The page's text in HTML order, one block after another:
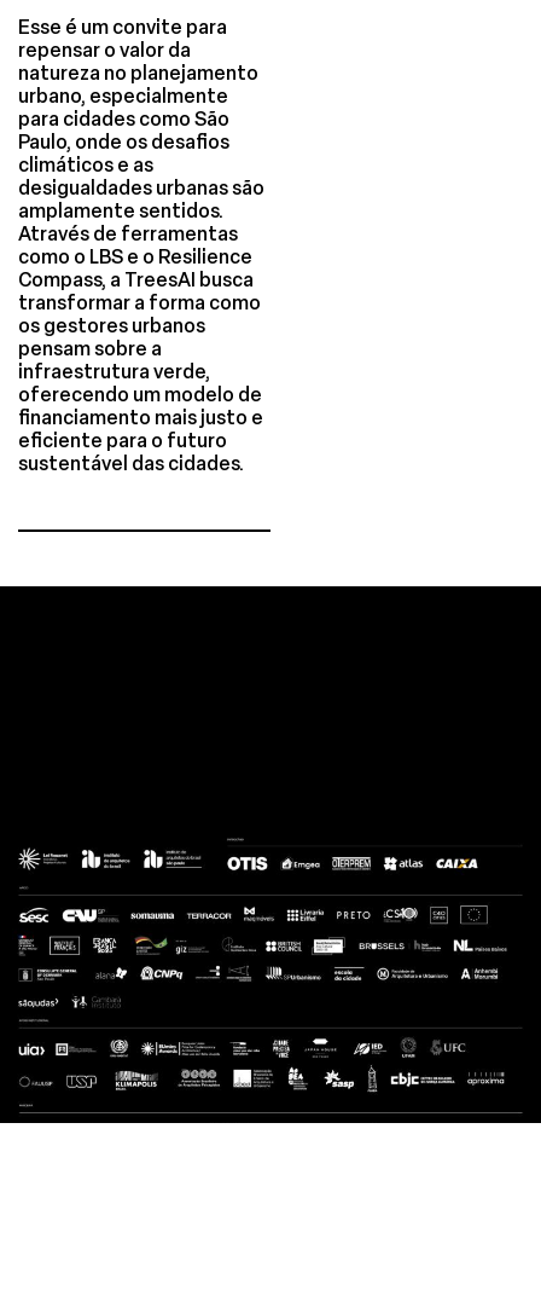
Esse é um convite para
repensar o valor da
natureza no planejamento
urbano, especialmente
para cidades como São
Paulo, onde os desafios
climáticos e as
desigualdades urbanas são
amplamente sentidos.
Através de ferramentas
como o LBS e o Resilience
Compass, a TreesAI busca
transformar a forma como
os gestores urbanos
pensam sobre a
infraestrutura verde,
oferecendo um modelo de
financiamento mais justo e
eficiente para o futuro
sustentável das cidades.